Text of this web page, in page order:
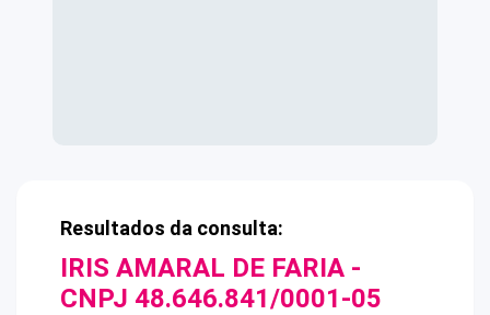
Resultados da consulta:
IRIS AMARAL DE FARIA -
CNPJ 48.646.841/0001-05